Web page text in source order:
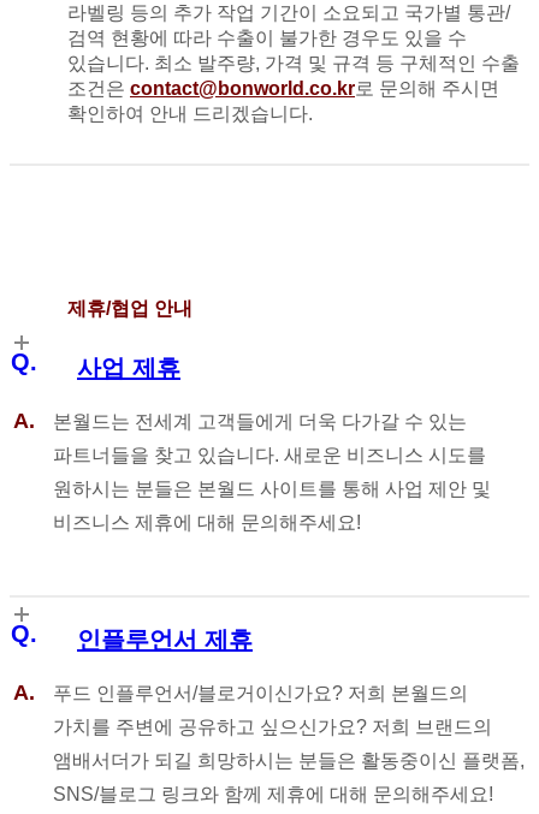
라벨링 등의 추가 작업 기간이 소요되고 국가별 통관/
검역 현황에 따라 수출이 불가한 경우도 있을 수
있습니다. 최소 발주량, 가격 및 규격 등 구체적인 수출
조건은 contact@bonworld.co.kr로 문의해 주시면
확인하여 안내 드리겠습니다.
제휴/협업 안내
사업 제휴
본월드는 전세계 고객들에게 더욱 다가갈 수 있는
파트너들을 찾고 있습니다. 새로운 비즈니스 시도를
원하시는 분들은 본월드 사이트를 통해 사업 제안 및
비즈니스 제휴에 대해 문의해주세요!
인플루언서 제휴
푸드 인플루언서/블로거이신가요? 저희 본월드의
가치를 주변에 공유하고 싶으신가요? 저희 브랜드의
앰배서더가 되길 희망하시는 분들은 활동중이신 플랫폼,
SNS/블로그 링크와 함께 제휴에 대해 문의해주세요!